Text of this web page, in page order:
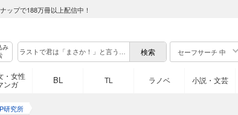
ップで188万冊以上配信中！
み
セーフサーチ 中
・女性
ンガ
BL TL ラノベ 小説・文芸
研究所